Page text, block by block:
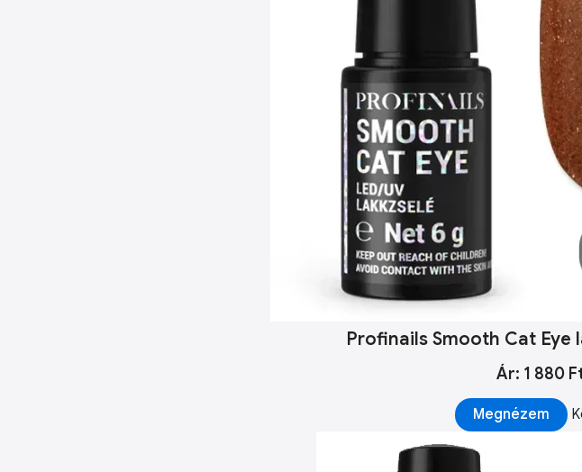
Profinails Smooth Cat Eye
Ár: 1 880
Megnézem